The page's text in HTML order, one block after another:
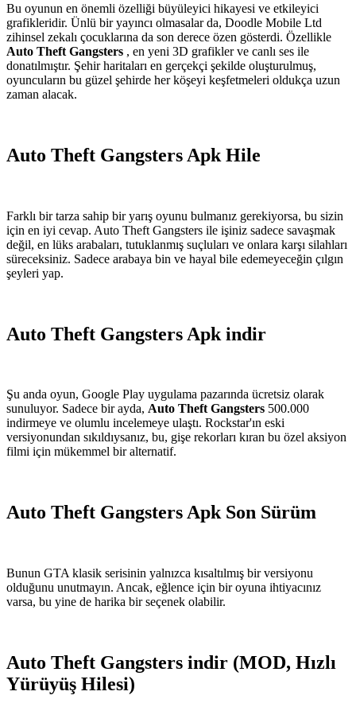
Bu oyunun en önemli özelliği büyüleyici hikayesi ve etkileyici
grafikleridir. Ünlü bir yayıncı olmasalar da, Doodle Mobile Ltd
zihinsel zekalı çocuklarına da son derece özen gösterdi. Özellikle
Auto Theft Gangsters , en yeni 3D grafikler ve canlı ses ile
donatılmıştır. Şehir haritaları en gerçekçi şekilde oluşturulmuş,
oyuncuların bu güzel şehirde her köşeyi keşfetmeleri oldukça uzun
zaman alacak.
Auto Theft Gangsters Apk Hile
Farklı bir tarza sahip bir yarış oyunu bulmanız gerekiyorsa, bu sizin
için en iyi cevap. Auto Theft Gangsters ile işiniz sadece savaşmak
değil, en lüks arabaları, tutuklanmış suçluları ve onlara karşı silahları
süreceksiniz. Sadece arabaya bin ve hayal bile edemeyeceğin çılgın
şeyleri yap.
Auto Theft Gangsters Apk indir
Şu anda oyun, Google Play uygulama pazarında ücretsiz olarak
sunuluyor. Sadece bir ayda, Auto Theft Gangsters 500.000
indirmeye ve olumlu incelemeye ulaştı. Rockstar'ın eski
versiyonundan sıkıldıysanız, bu, gişe rekorları kıran bu özel aksiyon
filmi için mükemmel bir alternatif.
Auto Theft Gangsters Apk Son Sürüm
Bunun GTA klasik serisinin yalnızca kısaltılmış bir versiyonu
olduğunu unutmayın. Ancak, eğlence için bir oyuna ihtiyacınız
varsa, bu yine de harika bir seçenek olabilir.
Auto Theft Gangsters indir (MOD, Hızlı
Yürüyüş Hilesi)